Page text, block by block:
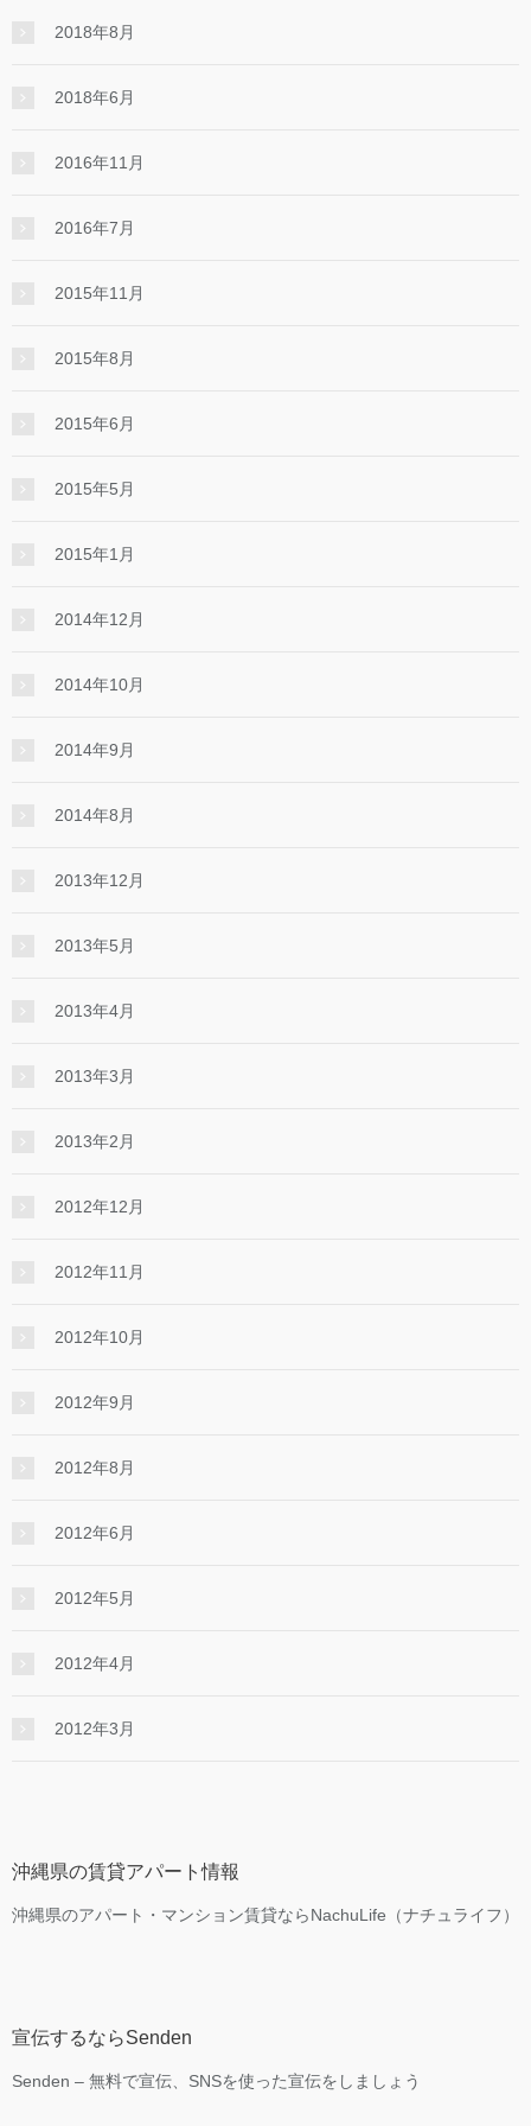
2018年8月
2018年6月
2016年11月
2016年7月
2015年11月
2015年8月
2015年6月
2015年5月
2015年1月
2014年12月
2014年10月
2014年9月
2014年8月
2013年12月
2013年5月
2013年4月
2013年3月
2013年2月
2012年12月
2012年11月
2012年10月
2012年9月
2012年8月
2012年6月
2012年5月
2012年4月
2012年3月
沖縄県の賃貸アパート情報
沖縄県のアパート・マンション賃貸ならNachuLife（ナチュライフ）
宣伝するならSenden
Senden – 無料で宣伝、SNSを使った宣伝をしましょう